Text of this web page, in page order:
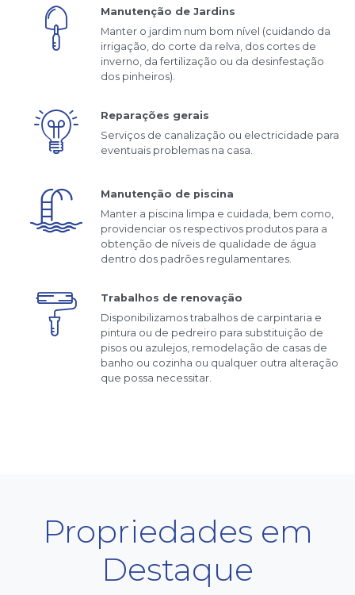
Manutenção de Jardins
Manter o jardim num bom nível (cuidando da
irrigação, do corte da relva, dos cortes de
inverno, da fertilização ou da desinfestação
dos pinheiros).
Reparações gerais
Serviços de canalização ou electricidade para
eventuais problemas na casa.
Manutenção de piscina
Manter a piscina limpa e cuidada, bem como,
providenciar os respectivos produtos para a
obtenção de níveis de qualidade de água
dentro dos padrões regulamentares.
Trabalhos de renovação
Disponibilizamos trabalhos de carpintaria e
pintura ou de pedreiro para substituição de
pisos ou azulejos, remodelação de casas de
banho ou cozinha ou qualquer outra alteração
que possa necessitar.
Propriedades em
Destaque